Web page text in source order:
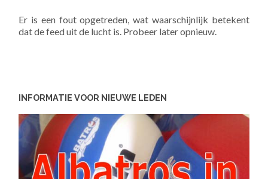
Er is een fout opgetreden, wat waarschijnlijk betekent
dat de feed uit de lucht is. Probeer later opnieuw.
INFORMATIE VOOR NIEUWE LEDEN